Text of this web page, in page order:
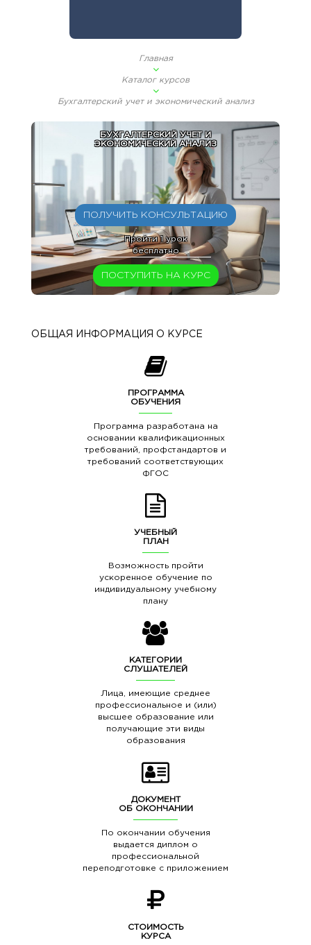
Главная
Каталог курсов
Бухгалтерский учет и экономический анализ
БУХГАЛТЕРСКИЙ УЧЕТ И
ЭКОНОМИЧЕСКИЙ АНАЛИЗ
ПОЛУЧИТЬ КОНСУЛЬТАЦИЮ
Пройти 1 урок
бесплатно
ПОСТУПИТЬ НА КУРС
ОБЩАЯ ИНФОРМАЦИЯ О КУРСЕ
ПРОГРАММА
ОБУЧЕНИЯ
Программа разработана на
основании квалификационных
требований, профстандартов и
требований соответствующих
ФГОС
УЧЕБНЫЙ
ПЛАН
Возможность пройти
ускоренное обучение по
индивидуальному учебному
плану
КАТЕГОРИИ
СЛУШАТЕЛЕЙ
Лица, имеющие среднее
профессиональное и (или)
высшее образование или
получающие эти виды
образования
ДОКУМЕНТ
ОБ ОКОНЧАНИИ
По окончании обучения
выдается диплом о
профессиональной
переподготовке с приложением
СТОИМОСТЬ
КУРСА